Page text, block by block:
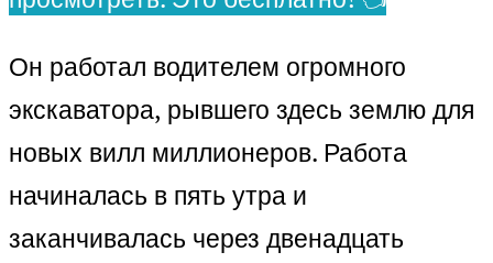
Он работал водителем огромного
экскаватора, рывшего здесь землю для
новых вилл миллионеров. Работа
начиналась в пять утра и
заканчивалась через двенадцать